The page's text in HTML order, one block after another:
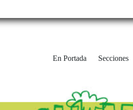
En Portada Secciones